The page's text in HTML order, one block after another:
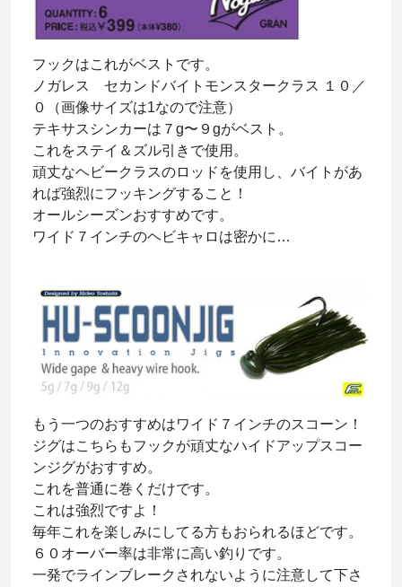
フックはこれがベストです。
ノガレス セカンドバイトモンスタークラス １０／
０（画像サイズは1なので注意）
テキサスシンカーは７g〜９gがベスト。
これをステイ＆ズル引きで使用。
頑丈なヘビークラスのロッドを使用し、バイトがあ
れば強烈にフッキングすること！
オールシーズンおすすめです。
ワイド７インチのヘビキャロは密かに…
もう一つのおすすめはワイド７インチのスコーン！
ジグはこちらもフックが頑丈なハイドアップスコー
ンジグがおすすめ。
これを普通に巻くだけです。
これは強烈ですよ！
毎年これを楽しみにしてる方もおられるほどです。
６０オーバー率は非常に高い釣りです。
一発でラインブレークされないように注意して下さ